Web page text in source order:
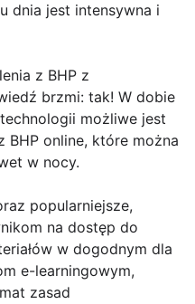
dnia jest intensywna i
z BHP z
brzmi: tak! W dobie
możliwe jest
BHP online, które można
w nocy.
popularniejsze,
na dostęp do
w dogodnym dla
e-learningowym,
zasad